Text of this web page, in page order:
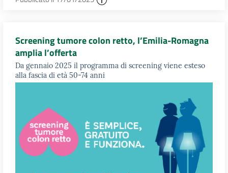
Screening tumore colon retto, l’Emilia-Romagna
amplia l’offerta
Da gennaio 2025 il programma di screening viene esteso
alla fascia di età 50-74 anni